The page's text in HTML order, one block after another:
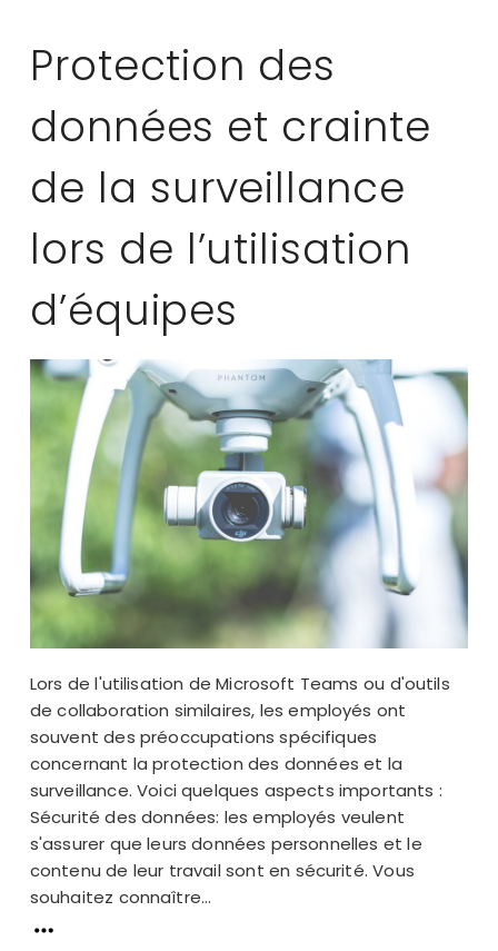
Protection des
données et crainte
de la surveillance
lors de l’utilisation
d’équipes
Lors de l'utilisation de Microsoft Teams ou d'outils
de collaboration similaires, les employés ont
souvent des préoccupations spécifiques
concernant la protection des données et la
surveillance. Voici quelques aspects importants :
Sécurité des données: les employés veulent
s'assurer que leurs données personnelles et le
contenu de leur travail sont en sécurité. Vous
souhaitez connaître...